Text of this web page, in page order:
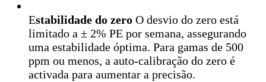
Estabilidade do zero O desvio do zero está
limitado a ± 2% PE por semana, assegurando
uma estabilidade óptima. Para gamas de 500
ppm ou menos, a auto-calibração do zero é
activada para aumentar a precisão.